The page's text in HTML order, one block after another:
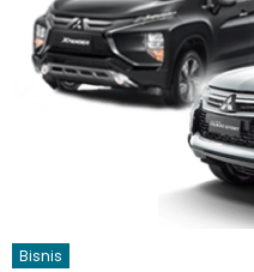
Bisnis